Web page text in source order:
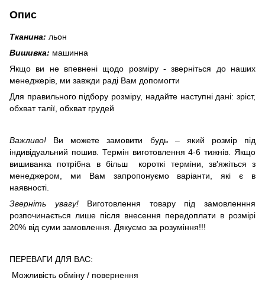
Опис
Тканина: льон
Вишивка: машинна
Якщо ви не впевнені щодо розміру - зверніться до наших
менеджерів, ми завжди раді Вам допомогти
Для правильного підбору розміру, надайте наступні дані: зріст,
обхват талії, обхват грудей
Важливо! Ви можете замовити будь – який розмір під
індивідуальний пошив. Термін виготовлення 4-6 тижнів. Якщо
вишиванка потрібна в більш короткі терміни, зв'яжіться з
менеджером, ми Вам запропонуємо варіанти, які є в
наявності.
Зверніть увагу! Виготовлення товару під замовленння
розпочинається лише після внесення передоплати в розмірі
20% від суми замовлення. Дякуємо за розуміння!!!
ПЕРЕВАГИ ДЛЯ ВАС:
Можливість обміну / повернення